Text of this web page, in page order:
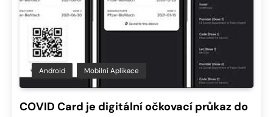
Android Mobilní Aplikace
COVID Card je digitální očkovací průkaz do